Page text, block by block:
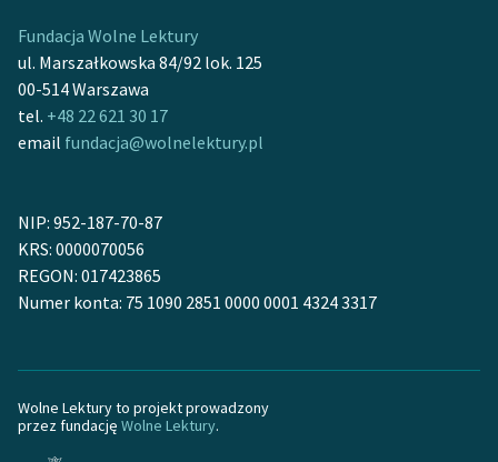
Fundacja Wolne Lektury
ul. Marszałkowska 84/92 lok. 125
00-514 Warszawa
tel. +48 22 621 30 17
email fundacja@wolnelektury.pl
NIP: 952-187-70-87
KRS: 0000070056
REGON: 017423865
Numer konta: 75 1090 2851 0000 0001 4324 3317
Wolne Lektury to projekt prowadzony
przez fundację Wolne Lektury.